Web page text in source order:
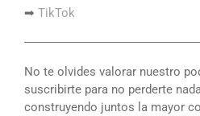
➡ TikTok
No te olvides valorar nuestro
suscribirte para no perderte
construyendo juntos la mayor